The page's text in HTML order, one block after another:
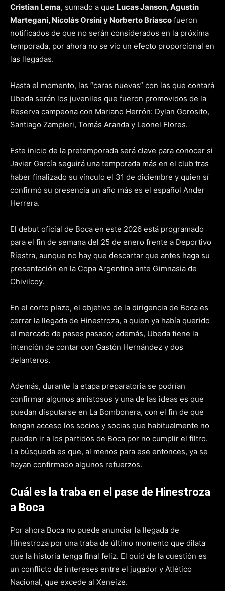
Cristian Lema, sumado a que Lucas Janson, Agustín
Martegani, Nicolás Orsini y Norberto Briasco fueron
notificados de que no serán considerados en la próxima
temporada, por ahora no se vio un efecto proporcional en
las llegadas.
Hasta el momento, las “caras nuevas” con las que contará
Ubeda serán los juveniles que fueron promovidos de la
Reserva campeona con Mariano Herrón: Dylan Gorosito,
Santiago Zampieri, Tomás Aranda y Leonel Flores.
Este inicio de la pretemporada será clave para conocer si
Javier García seguirá una temporada más en el club tras
haber finalizado su vínculo el 31 de diciembre y quien sí
confirmó su presencia un año más es el español Ander
Herrera.
El debut oficial de Boca en este 2026 está programado
para el fin de semana del 25 de enero frente a Deportivo
Riestra, aunque no hay que descartar que antes haga su
presentación en la Copa Argentina ante Gimnasia de
Chivilcoy.
En el corto plazo, el objetivo de la dirigencia de Boca es
cerrar la llegada de Hinestroza, a quien ya había querido
el mercado de pases pasado; además, Ubeda tiene la
intención de contar con Gastón Hernández y dos
delanteros.
Además, durante la etapa preparatoria se podrían
confirmar algunos amistosos y una de las ideas es que
puedan disputarse en La Bombonera, con el fin de que
tengan acceso los socios y socias que habitualmente no
pueden ir a los partidos de Boca por no cumplir el filtro.
La búsqueda es que, al menos para ese entonces, ya se
hayan confirmado algunos refuerzos.
Cuál es la traba en el pase de Hinestroza
a Boca
Por ahora Boca no puede anunciar la llegada de
Hinestroza por una traba de último momento que dilata
que la historia tenga final feliz. El quid de la cuestión es
un conflicto de intereses entre el jugador y Atlético
Nacional, que excede al Xeneize.